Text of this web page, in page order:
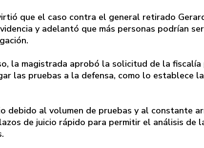
que el caso contra el general retirado
y adelantó que más personas podrían ser
la magistrada aprobó la solicitud de la fiscalía
las pruebas a la defensa, como lo establece
debido al volumen de pruebas y al constante
de juicio rápido para permitir el análisis de